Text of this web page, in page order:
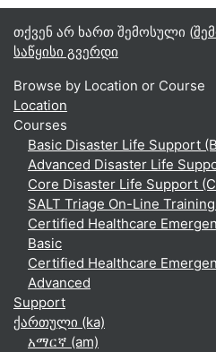
თქვენ არ ხართ შემოსული (
საწყისი გვერდი
Browse by Location or Course
Location
Courses
Basic Disaster Life Support
Advanced Disaster Life
Core Disaster Life Support
SALT Triage On-Line
Certified Healthcare
Basic
Certified Healthcare
Advanced
Support
ქართული ‎(ka)‎
አማርኛ ‎(am)‎